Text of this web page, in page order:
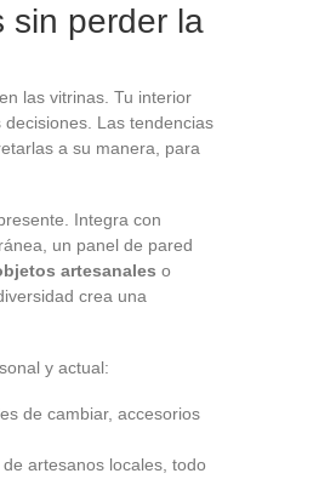
sin perder la
las vitrinas. Tu interior
Las tendencias
a su manera, para
Integra con
un panel de pared
artesanales o
crea una
y actual:
de cambiar, accesorios
artesanos locales, todo